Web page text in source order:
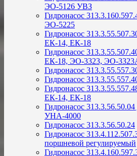
ЭО-5126 УВЗ
Гидронасос
ЭО-5225
Гидронасос
ЕК-14, ЕК-18
Гидронасос
ЕК-18, ЭО-3323, ЭО-
Гидронасос
Гидронасос
Гидронасос
ЕК-14, ЕК-18
Гидронасос
УНА-4000
Гидронасос 313.3.56.50.24
Гидронасос
поршневой регулируемый
Гидронасос